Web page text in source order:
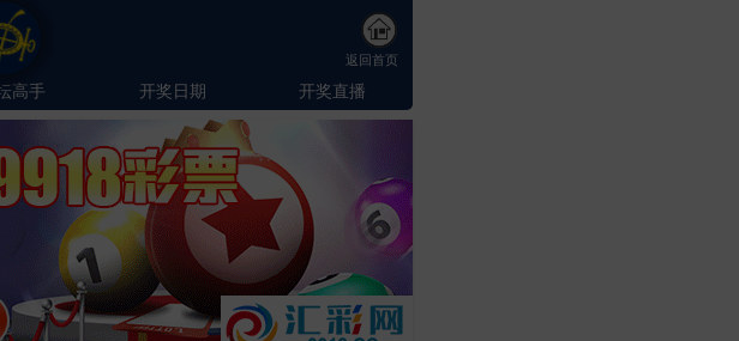
返回首页
高手 开奖日期 开奖直播